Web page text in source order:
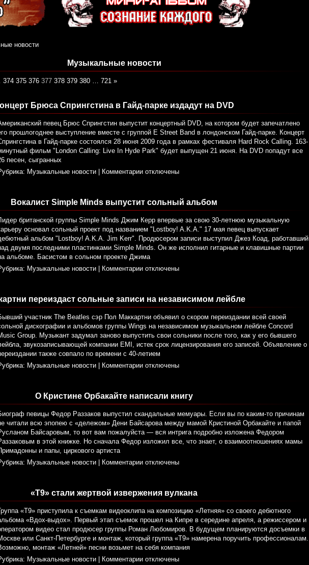
новости
Музыкальные новости
374 375 376 377 378 379 380 … 721 »
Брюса Спрингстина в Гайд-парке издадут на DVD
певец Брюс Спрингстин выпустит концертный DVD, на котором будет запечатлено
прошлогоднее выступление вместе с группой E Street Band в лондонском Гайд-парке. Концерт
в Гайд-парке состоялся 28 июня 2009 года в рамках фестиваля Hard Rock Calling. 163-
фильм "London Calling: Live In Hyde Park" будет выпущен 21 июня. На DVD попадут все
песен, сыгранных
Музыкальные новости Комментарии отключены
Вокалист Simple Minds выпустит сольный альбом
британской группы Simple Minds Джим Керр впервые за свою 30-летнюю музыкальную
основал сольный проект под названием "Lostboy! A.K.A." 17 мая певец выпускает
альбом "Lostboy! A.K.A. Jim Kerr". Продюсером записи выступил Джез Коад, работавший
двумя последними пластинками Simple Minds. Он же исполнил гитарные и клавишные партии
альбоме. Басистом в сольном проекте Джима
Музыкальные новости Комментарии отключены
переиздаст сольные записи на независимом лейбле
участник The Beatles сэр Пол Маккартни объявил о скором переиздании всей своей
дискографии и альбомов группы Wings на независимом музыкальном лейбле Concord
Group. Музыкант задумал заново выпустить свои сольники после того, как у его бывшего
звукозаписывающей компании EMI, истек срок лицензирования его записей. Объявление о
также совпало по времени с 40-летием
Музыкальные новости Комментарии отключены
О Кристине Орбакайте написали книгу
певицы Федор Раззаков выпустил скандальные мемуары. Если вы по каким-то причинам
читали всю эпопею с «дележом» Дени Байсарова между мамой Кристиной Орбакайте и папой
Байсаровым, то вот вам пожалуйста — вся интрига подробно изложена Федором
в этой книжке. Но сначала Федор изложил все, что знает, о взаимоотношениях мамы
и папы, циркового артиста
Музыкальные новости Комментарии отключены
«Т9» стали жертвой извержения вулкана
«Т9» приступила к съемкам видеоклипа на композицию «Летняя» со своего дебютного
«Вдох-выдох». Первый этап съемок прошел на Кипре в середине апреля, а режиссером и
видео стал продюсер группы Роман Любомиров. В будущем планируются досъемки в
или Санкт-Петербурге и монтаж, который группа «Т9» намерена поручить профессионалам.
монтаж «Летней» песни возьмет на себя компания
Музыкальные новости Комментарии отключены